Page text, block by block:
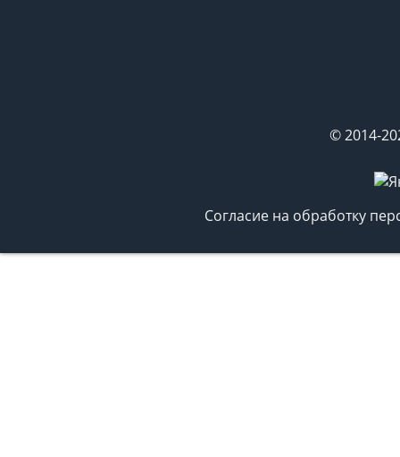
© 2014-
Согласие на обработку